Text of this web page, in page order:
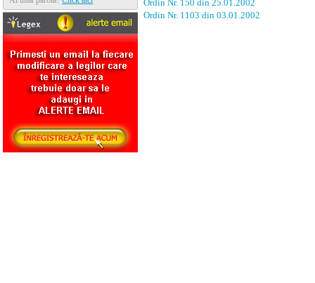
Ordin Nr. 150 din 25.01.2002
Ordin Nr. 1103 din 03.01.2002